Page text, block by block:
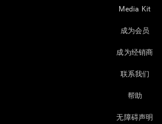
Media Kit
成为会员
成为经销商
联系我们
帮助
无障碍声明